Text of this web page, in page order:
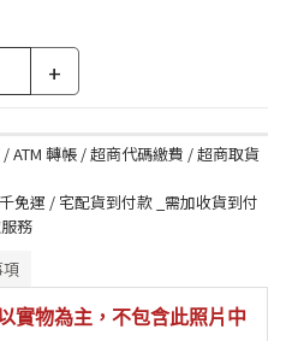
+
ATM 轉帳 / 超商代碼繳費 / 超商取貨
免運 / 宅配貨到付款 _需加收貨到付
務
項
實物為主，不包含此照片中